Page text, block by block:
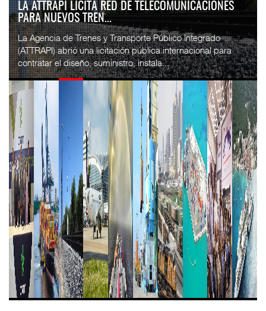
LA ATTRAPI LICITA RED DE TELECOMUNICACIONES
PARA NUEVOS TREN...
La Agencia de Trenes y Transporte Público Integrado
(ATTRAPI) abrió una licitación pública internacional para
contratar el diseño, suministro, instala...